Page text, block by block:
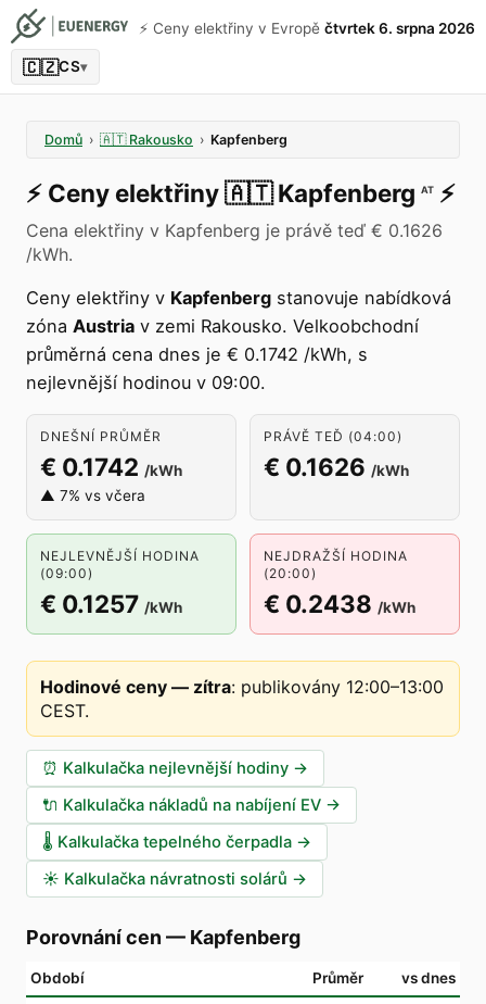
⚡️ Ceny elektřiny v Evropě čtvrtek 6. srpna 2026
🇨🇿CS▾
Domů › 🇦🇹 Rakousko › Kapfenberg
⚡️ Ceny elektřiny🇦🇹 Kapfenberg AT ⚡️
Cena elektřiny v Kapfenberg je právě teď € 0.1626
/kWh.
Ceny elektřiny v Kapfenberg stanovuje nabídková
zóna Austria v zemi Rakousko. Velkoobchodní
průměrná cena dnes je € 0.1742 /kWh, s
nejlevnější hodinou v 09:00.
DNEŠNÍ PRŮMĚR
€ 0.1742 /kWh
▲ 7% vs včera
PRÁVĚ TEĎ (04:00)
€ 0.1626 /kWh
NEJLEVNĚJŠÍ HODINA
(09:00)
€ 0.1257 /kWh
NEJDRAŽŠÍ HODINA
(20:00)
€ 0.2438 /kWh
Hodinové ceny — zítra: publikovány 12:00–13:00
CEST.
⏰ Kalkulačka nejlevnější hodiny →
🔌 Kalkulačka nákladů na nabíjení EV →
🌡️ Kalkulačka tepelného čerpadla →
☀️ Kalkulačka návratnosti solárů →
Porovnání cen — Kapfenberg
Období Průměr vs dnes